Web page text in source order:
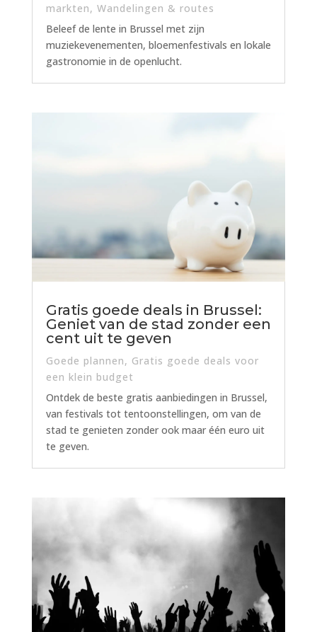
markten, Wandelingen & routes
Beleef de lente in Brussel met zijn
muziekevenementen, bloemenfestivals en lokale
gastronomie in de openlucht.
Gratis goede deals in Brussel:
Geniet van de stad zonder een
cent uit te geven
Goede plannen, Gratis goede deals voor
een klein budget
Ontdek de beste gratis aanbiedingen in Brussel,
van festivals tot tentoonstellingen, om van de
stad te genieten zonder ook maar één euro uit
te geven.